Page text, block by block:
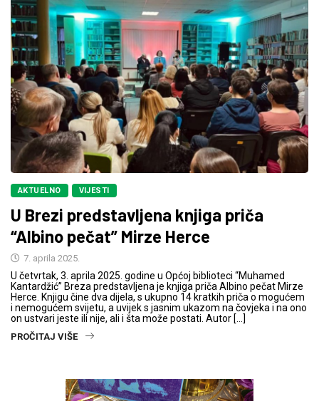
AKTUELNO VIJESTI
U Brezi predstavljena knjiga priča
“Albino pečat” Mirze Herce
7. aprila 2025.
U četvrtak, 3. aprila 2025. godine u Općoj biblioteci “Muhamed
Kantardžić” Breza predstavljena je knjiga priča Albino pečat Mirze
Herce. Knjigu čine dva dijela, s ukupno 14 kratkih priča o mogućem
i nemogućem svijetu, a uvijek s jasnim ukazom na čovjeka i na ono
on ustvari jeste ili nije, ali i šta može postati. Autor […]
PROČITAJ VIŠE